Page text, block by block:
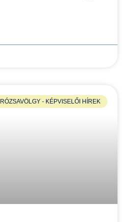
RÓZSAVÖLGY - KÉPVISELŐI HÍREK